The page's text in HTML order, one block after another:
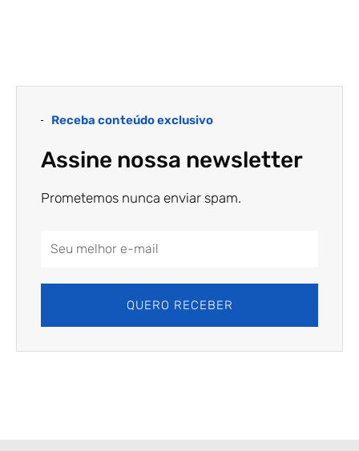
Receba conteúdo exclusivo
Assine nossa newsletter
Prometemos nunca enviar spam.
QUERO RECEBER